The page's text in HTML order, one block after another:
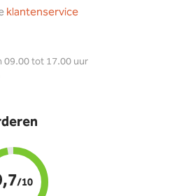
klantenservice
09.00 tot 17.00 uur
/10